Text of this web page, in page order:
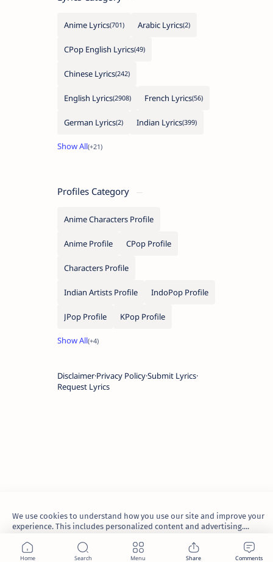
Anime Lyrics Arabic Lyrics
CPop English Lyrics
Chinese Lyrics
English Lyrics French Lyrics
German Lyrics Indian Lyrics
Profiles Category
Anime Characters Profile
Anime Profile CPop Profile
Characters Profile
Indian Artists Profile IndoPop Profile
JPop Profile KPop Profile
Disclaimer Privacy PolicySubmit Lyrics
Request Lyrics
2026.TheWaoFam.
We use cookies to understand how you use our site and improve your
experience. This includes personalized content and advertising....
Accept